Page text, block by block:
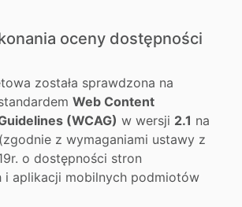
oceny dostępności
została sprawdzona na
Web Content
(WCAG) w wersji 2.1 na
(zgodnie z wymaganiami ustawy z
o dostępności stron
i aplikacji mobilnych podmiotów